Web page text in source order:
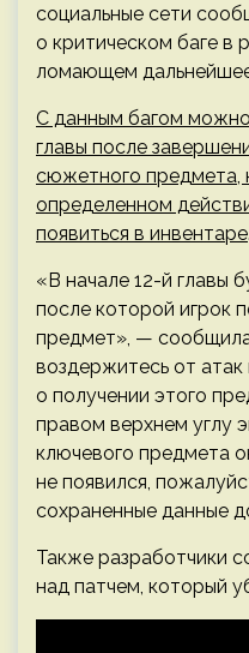
социальные сети
о критическом баге в
ломающем
С данным багом можно
главы после
сюжетного предмета,
определенном
появиться в инвентаре.
«В начале 12-й главы
после которой игрок
предмет», —
воздержитесь от
о получении этого
правом верхнем углу
ключевого предмета
не появился,
сохраненные данные
Также разработчики
над патчем, который